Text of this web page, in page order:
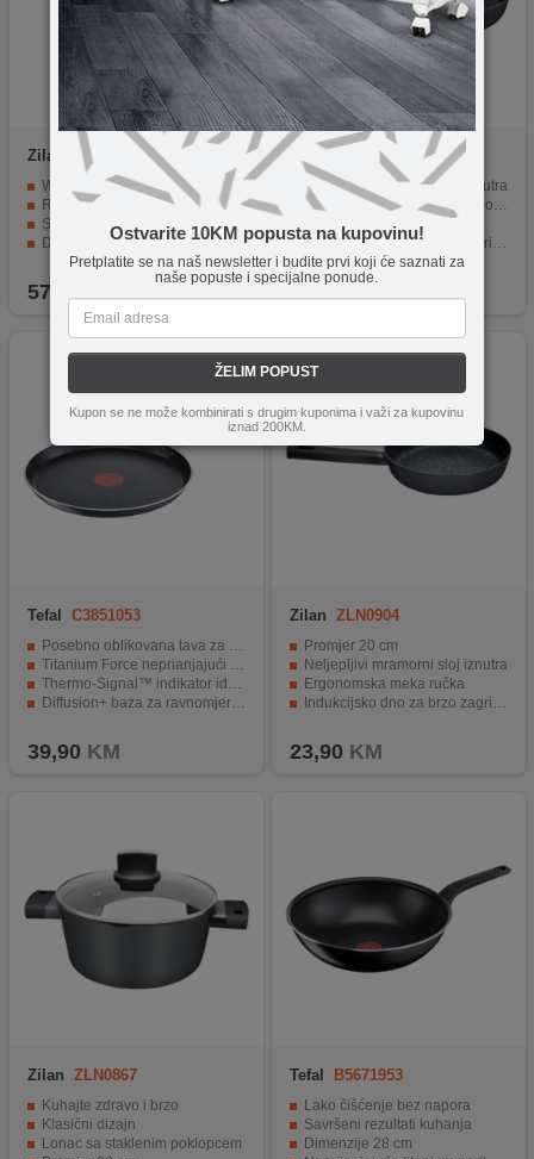
Ostvarite 10KM popusta na kupovinu!
Pretplatite se na naš newsletter i budite prvi koji će saznati za
naše popuste i specijalne ponude.
ŽELIM POPUST
Kupon se ne može kombinirati s drugim kuponima i važi za kupovinu
iznad 200KM.
Zilan ZLN0934
Wok tava za prženje od 24 cm
Ručka od nehrđajućeg čelika sa zakovicama
Sigurno u pećnici do 280°C
Dvoslojni keramički premaz protiv lijepljenja
Može se prati u perilici posuđa
57,90KM
ZLN0911
Neljepljivi mramorni sloj iznutra
Ergonomska mekana ručka otporna na toplinu
Promjer od 22 cm
Indukcijsko dno za brzo zagrijavanje
Zdraviji način pripreme jela
26,90KM
Tefal C3851053
Posebno oblikovana tava za jednostavno pečenje palačinki
Titanium Force neprianjajući premaz povećane izdržljivosti
Thermo-Signal™ indikator idealne temperature pečenja
Diffusion+ baza za ravnomjernu raspodjelu topline
39,90 KM
Zilan ZLN0904
Promjer 20 cm
Neljepljivi mramorni sloj iznutra
Ergonomska meka ručka
Indukcijsko dno za brzo zagrijavanje
23,90 KM
Zilan ZLN0867
Kuhajte zdravo i brzo
Klasični dizajn
Lonac sa staklenim poklopcem
Tefal B5671953
Lako čišćenje bez napora
Savršeni rezultati kuhanja
Dimenzije 28 cm